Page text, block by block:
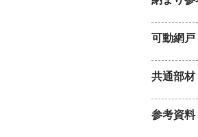
可動網
共通部材
参考資料